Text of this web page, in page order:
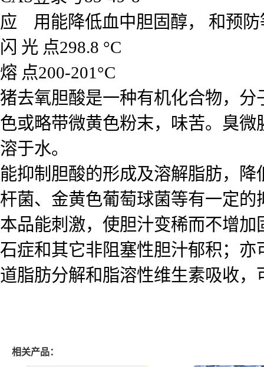
应 用能降低血中胆固醇， 和预防
闪 光 点298.8 °C
熔 点200-201°C
猪去氧胆酸是一种有机化合物，
色或略带微黄色粉末，味苦。臭
溶于水。
能抑制胆酸的形成及溶解脂肪，
杆菌、金黄色葡萄球菌等有一定的
本品能刺激，使胆汁变稀而不增
石症和其它非阻塞性胆汁郁积；
道脂肪分解和脂溶性维生素吸收
相关产品：